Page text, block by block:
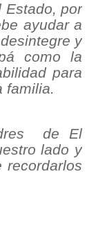
Estado, por
ayudar a
y
como la
para
familia.
de El
lado y